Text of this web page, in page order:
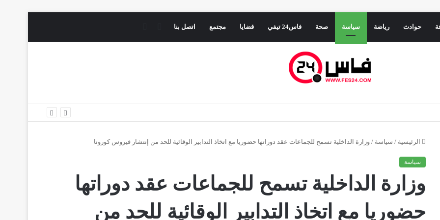
حوادث رياضة سياسة صحة فاس24 تيفي قضايا مجتمع اتصل بنا
يمكن لجهة فاس–مكناس أن تنتصر على الهجرة غير النظامية بالتنمية بدل الانتظار؟
الرئيسية / سياسة / وزارة الداخلية تسمح للجماعات عقد دوراتها حضوريا مع اتخاذ التدابير الوقائية للحد من إنتشار فيروس كورونا
سياسة
وزارة الداخلية تسمح للجماعات عقد دوراتها
حضوريا مع اتخاذ التدابير الوقائية للحد من